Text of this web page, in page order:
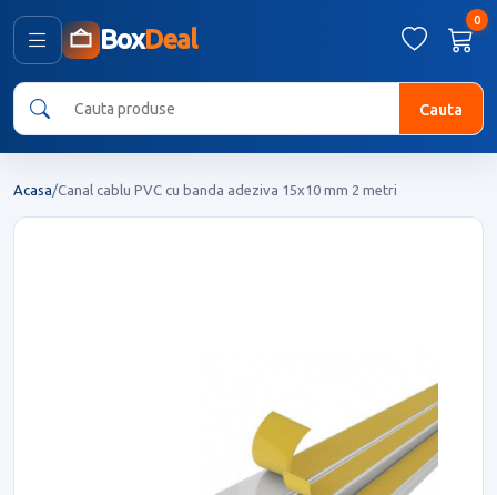
BoxDeal
0
Cauta
Acasa/Canal cablu PVC cu banda adeziva 15x10 mm 2 metri